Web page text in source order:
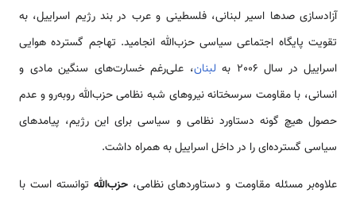
آزادسازی صدها اسیر لبنانی، فلسطینی و عرب در بند رژیم اسراییل، به
تقویت پایگاه اجتماعی سیاسی حزب‌الله انجامید. تهاجم گسترده هوایی
اسراییل در سال 2006 به
لبنان، علی‌رغم خسارت‌های سنگین مادی و
انسانی، با مقاومت سرسختانه نیروهای شبه نظامی‌ حزب‌الله روبه‌رو و عدم
حصول هیچ گونه دستاورد نظامی‌ و سیاسی برای این رژیم، پیامدهای
سیاسی گسترده‌ای را در داخل اسراییل به همراه داشت.
علاوه‌بر مسئله مقاومت و دستاوردهای نظامی،حزب‌الله توانسته است با